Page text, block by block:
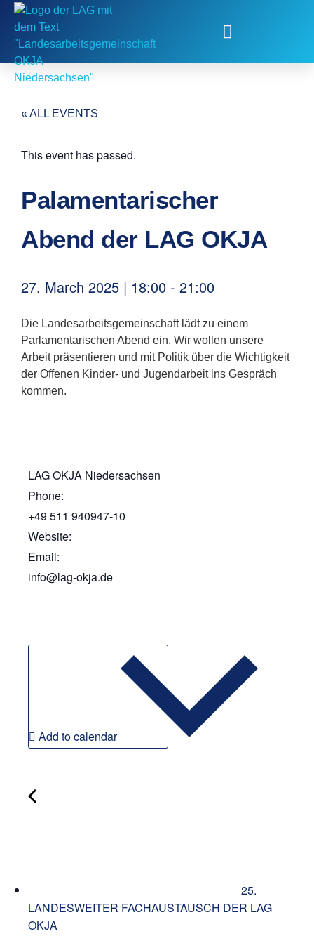
« ALL EVENTS
This event has passed.
Palamentarischer
Abend der LAG OKJA
27. March 2025 | 18:00 - 21:00
Die Landesarbeitsgemeinschaft lädt zu einem
Parlamentarischen Abend ein. Wir wollen unsere
Arbeit präsentieren und mit Politik über die Wichtigkeit
der Offenen Kinder- und Jugendarbeit ins Gespräch
kommen.
LAG OKJA Niedersachsen
Phone:
+49 511 940947-10
Website:
Email:
info@lag-okja.de
Add to calendar
25.
LANDESWEITER FACHAUSTAUSCH DER LAG
OKJA